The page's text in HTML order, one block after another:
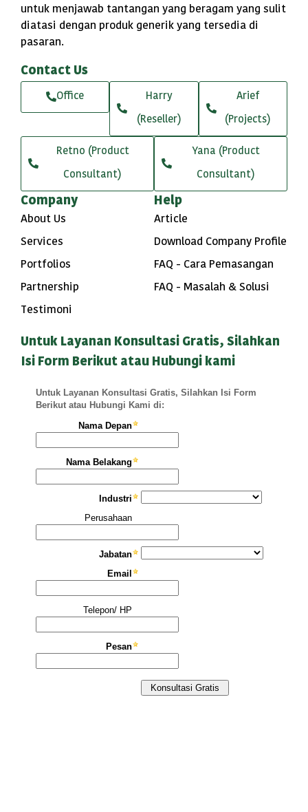
untuk menjawab tantangan yang beragam yang sulit
diatasi dengan produk generik yang tersedia di
pasaran.
Contact Us
Office Harry
(Reseller)
Arief
(Projects)
Retno (Product
Consultant)
Yana (Product
Consultant)
Company
About Us
Services
Portfolios
Partnership
Testimoni
Help
Article
Download Company Profile
FAQ - Cara Pemasangan
FAQ - Masalah & Solusi
Untuk Layanan Konsultasi Gratis, Silahkan
Isi Form Berikut atau Hubungi kami